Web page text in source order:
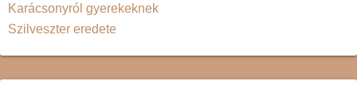
Karácsonyról gyerekeknek
Szilveszter eredete